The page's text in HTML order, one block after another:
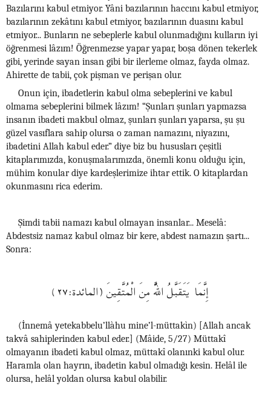
Bazılarını kabul etmiyor. Yâni bazılarının haccını kabul etmiyor,
bazılarının zekâtını kabul etmiyor, bazılarının duasını kabul
etmiyor... Bunların ne sebeplerle kabul olunmadığını kulların iyi
öğrenmesi lâzım! Öğrenmezse yapar yapar, boşa dönen tekerlek
gibi, yerinde sayan insan gibi bir ilerleme olmaz, fayda olmaz.
Ahirette de tabii, çok pişman ve perişan olur.
Onun için, ibadetlerin kabul olma sebeplerini ve kabul
olmama sebeplerini bilmek lâzım! “Şunları şunları yapmazsa
insanın ibadeti makbul olmaz, şunları şunları yaparsa, şu şu
güzel vasıflara sahip olursa o zaman namazını, niyazını,
ibadetini Allah kabul eder.” diye biz bu hususları çeşitli
kitaplarımızda, konuşmalarımızda, önemli konu olduğu için,
mühim konular diye kardeşlerimize ihtar ettik. O kitaplardan
okunmasını rica ederim.
Şimdi tabii namazı kabul olmayan insanlar... Meselâ:
Abdestsiz namaz kabul olmaz bir kere, abdest namazın şartı...
Sonra:
إِنَّمَا يَتَقَبَّلُ اللَّهُ مِنَ الْمُتَّقِينَ (المائدة:٢٧)
(İnnemâ yetekabbelu’llàhu mine’l-müttakìn) [Allah ancak
takvâ sahiplerinden kabul eder.] (Mâide, 5/27) Müttakî
olmayanın ibadeti kabul olmaz, müttakî olanınki kabul olur.
Haramla olan hayrın, ibadetin kabul olmadığı kesin. Helâl ile
olursa, helâl yoldan olursa kabul olabilir.